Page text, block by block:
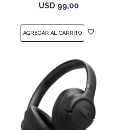
USD 99,00